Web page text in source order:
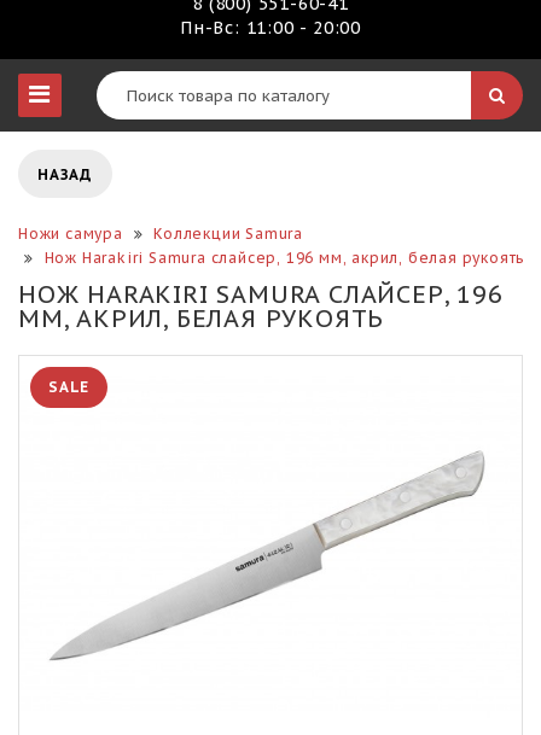
Пн-Вс: 11:00 - 20:00
НАЗАД
Ножи самура
Коллекции Samura
Нож Harakiri Samura слайсер, 196 мм, акрил, белая рукоять
НОЖ HARAKIRI SAMURA СЛАЙСЕР, 196
ММ, АКРИЛ, БЕЛАЯ РУКОЯТЬ
SALE